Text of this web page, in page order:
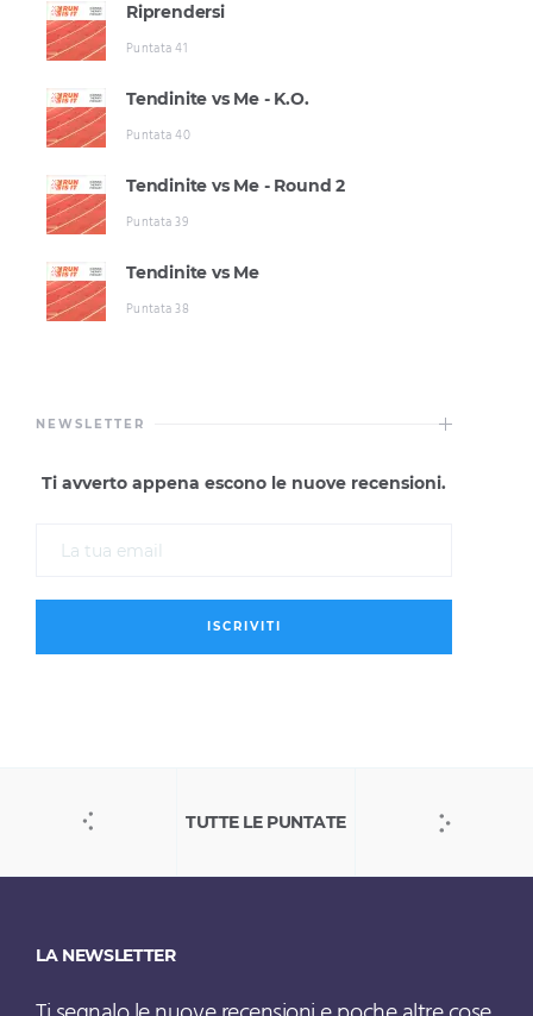
Riprendersi
Puntata 41
Tendinite vs Me - K.O.
Puntata 40
Tendinite vs Me - Round 2
Puntata 39
Tendinite vs Me
Puntata 38
NEWSLETTER
Ti avverto appena escono le nuove recensioni.
TUTTE LE PUNTATE
LA NEWSLETTER